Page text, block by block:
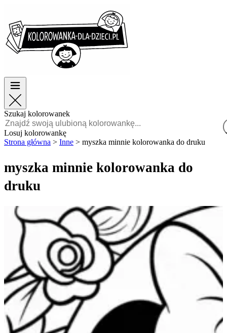
TOP kategorie
Dla chłopców
Dla dziewczynek
Polski
POLSKI
FRANÇAIS
TOP kategorie
Dla chłopców
Dla dziewczynek
Szukaj kolorowanek
Losuj kolorowankę
Strona główna > Inne > myszka minnie kolorowanka do druku
myszka minnie kolorowanka do
druku